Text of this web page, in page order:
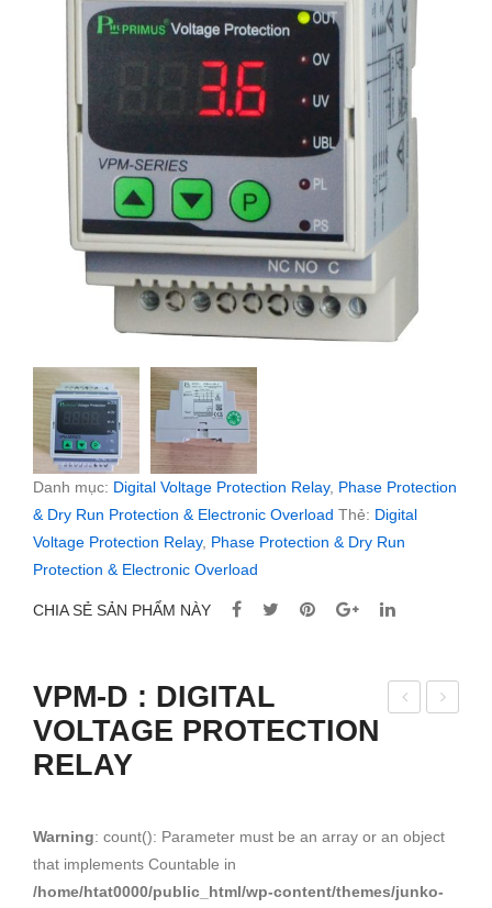
Danh mục: Digital Voltage Protection Relay, Phase Protection
& Dry Run Protection & Electronic Overload Thẻ: Digital
Voltage Protection Relay, Phase Protection & Dry Run
Protection & Electronic Overload
CHIA SẺ SẢN PHẨM NÀY
VPM-D : DIGITAL
VOLTAGE PROTECTION
RELAY
Warning: count(): Parameter must be an array or an object
that implements Countable in
/home/htat0000/public_html/wp-content/themes/junko-